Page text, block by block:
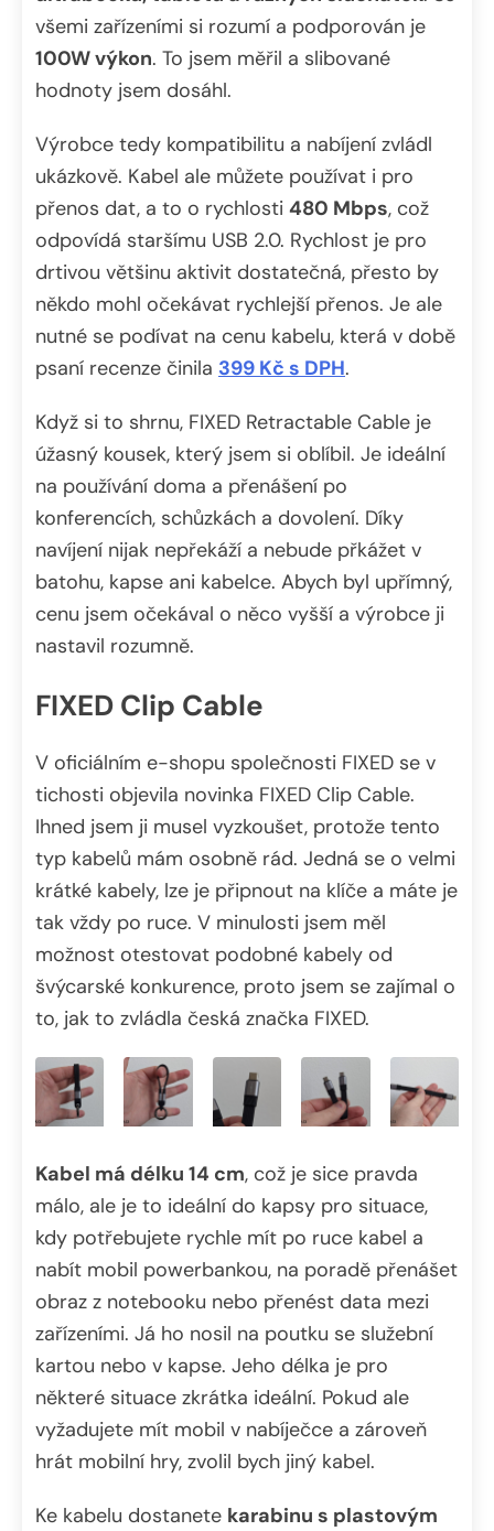
všemi zařízeními si rozumí a podporován je
100W výkon. To jsem měřil a slibované
hodnoty jsem dosáhl.
Výrobce tedy kompatibilitu a nabíjení zvládl
ukázkově. Kabel ale můžete používat i pro
přenos dat, a to o rychlosti 480 Mbps, což
odpovídá staršímu USB 2.0. Rychlost je pro
drtivou většinu aktivit dostatečná, přesto by
někdo mohl očekávat rychlejší přenos. Je ale
nutné se podívat na cenu kabelu, která v době
psaní recenze činila 399 Kč s DPH.
Když si to shrnu, FIXED Retractable Cable je
úžasný kousek, který jsem si oblíbil. Je ideální
na používání doma a přenášení po
konferencích, schůzkách a dovolení. Díky
navíjení nijak nepřekáží a nebude přkážet v
batohu, kapse ani kabelce. Abych byl upřímný,
cenu jsem očekával o něco vyšší a výrobce ji
nastavil rozumně.
FIXED Clip Cable
V oficiálním e-shopu společnosti FIXED se v
tichosti objevila novinka FIXED Clip Cable.
Ihned jsem ji musel vyzkoušet, protože tento
typ kabelů mám osobně rád. Jedná se o velmi
krátké kabely, lze je připnout na klíče a máte je
tak vždy po ruce. V minulosti jsem měl
možnost otestovat podobné kabely od
švýcarské konkurence, proto jsem se zajímal o
to, jak to zvládla česká značka FIXED.
Kabel má délku 14 cm, což je sice pravda
málo, ale je to ideální do kapsy pro situace,
kdy potřebujete rychle mít po ruce kabel a
nabít mobil powerbankou, na poradě přenášet
obraz z notebooku nebo přenést data mezi
zařízeními. Já ho nosil na poutku se služební
kartou nebo v kapse. Jeho délka je pro
některé situace zkrátka ideální. Pokud ale
vyžadujete mít mobil v nabíječce a zároveň
hrát mobilní hry, zvolil bych jiný kabel.
Ke kabelu dostanete karabinu s plastovým